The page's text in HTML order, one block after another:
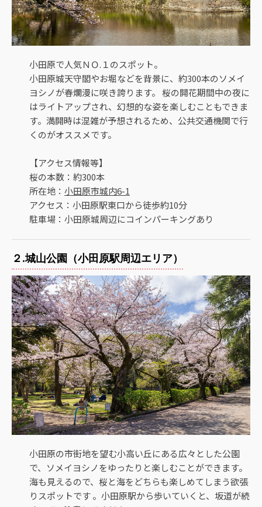
小田原で人気ＮＯ.１のスポット。
小田原城天守閣やお堀などを背景に、約300本のソメイ
ヨシノが春爛漫に咲き誇ります。 桜の開花期間中の夜に
はライトアップされ、幻想的な姿を楽しむこともできま
す。満開時は混雑が予想されるため、公共交通機関で行
くのがオススメです。
【アクセス情報等】
桜の本数：約300本
所在地： 小田原市城内6-1
アクセス：小田原駅東口から徒歩約10分
駐車場：小田原城周辺にコインパーキングあり
２.城山公園（小田原駅周辺エリア）
小田原の市街地を望む小高い丘にある広々とした公園
で、ソメイヨシノをゆったりと楽しむことができます。
海も見えるので、桜と海をどちらも楽しめてしまう欲張
りスポットです 。小田原駅から歩いていくと、坂道が続